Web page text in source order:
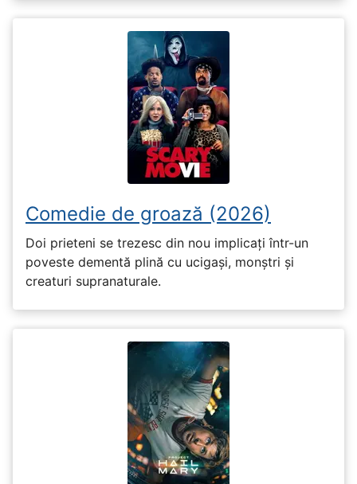
Comedie de groază (2026)
Doi prieteni se trezesc din nou implicați într-un
poveste dementă plină cu ucigași, monștri și
creaturi supranaturale.